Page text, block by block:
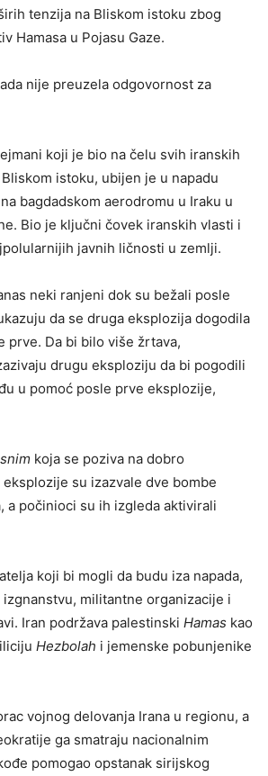
tenzija na Bliskom istoku zbog
Hamasa u Pojasu Gaze.
nije preuzela odgovornost za
koji je bio na čelu svih iranskih
istoku, ubijen je u napadu
bagdadskom aerodromu u Iraku u
Bio je ključni čovek iranskih vlasti i
javnih ličnosti u zemlji.
neki ranjeni dok su bežali posle
da se druga eksplozija dogodila
prve. Da bi bilo više žrtava,
drugu eksploziju da bi pogodili
u pomoć posle prve eksplozije,
koja se poziva na dobro
su izazvale dve bombe
a počinioci su ih izgleda aktivirali
koji bi mogli da budu iza napada,
militantne organizacije i
Iran podržava palestinski Hamas kao
Hezbolah i jemenske pobunjenike
vojnog delovanja Irana u regionu, a
ga smatraju nacionalnim
pomogao opstanak sirijskog